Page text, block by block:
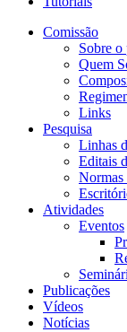
Comissão
Sobre o
Quem
Links
Pesquisa
Linhas
Editais
Normas
Atividades
Eventos
Publicações
Vídeos
Notícias